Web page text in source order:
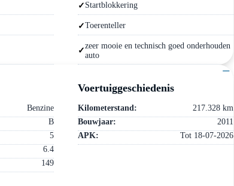
Startblokkering
Toerenteller
zeer mooie en technisch goed onderhouden
auto
−
Benzine
B
5
6.4
149
Voertuiggeschiedenis
Kilometerstand:
217.328 km
Bouwjaar:
2011
APK:
Tot 18-07-2026